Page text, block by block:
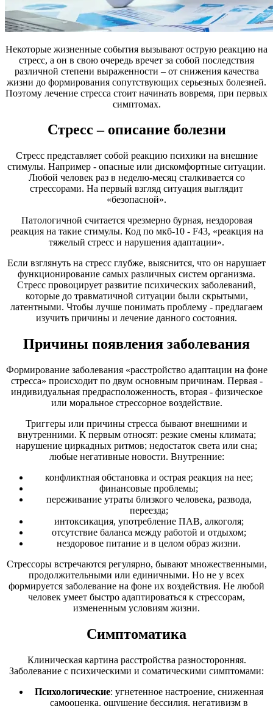
Некоторые жизненные события вызывают острую реакцию на
стресс, а он в свою очередь вречет за собой последствия
различной степени выраженности – от снижения качества
жизни до формирования сопутствующих серьезных болезней.
Поэтому лечение стресса стоит начинать вовремя, при первых
симптомах.
Стресс – описание болезни
Стресс представляет собой реакцию психики на внешние
стимулы. Например - опасные или дискомфортные ситуации.
Любой человек раз в неделю-месяц сталкивается со
стрессорами. На первый взгляд ситуация выглядит
«безопасной».
Патологичной считается чрезмерно бурная, нездоровая
реакция на такие стимулы. Код по мкб-10 - F43, «реакция на
тяжелый стресс и нарушения адаптации».
Если взглянуть на стресс глубже, выяснится, что он нарушает
функционирование самых различных систем организма.
Стресс провоцирует развитие психических заболеваний,
которые до травматичной ситуации были скрытыми,
латентными. Чтобы лучше понимать проблему - предлагаем
изучить причины и лечение данного состояния.
Причины появления заболевания
Формирование заболевания «расстройство адаптации на фоне
стресса» происходит по двум основным причинам. Первая -
индивидуальная предрасположенность, вторая - физическое
или моральное стрессорное воздействие.
Триггеры или причины стресса бывают внешними и
внутренними. К первым относят: резкие смены климата;
нарушение циркадных ритмов; недостаток света или сна;
любые негативные новости. Внутренние:
конфликтная обстановка и острая реакция на нее;
финансовые проблемы;
переживание утраты близкого человека, развода,
переезда;
интоксикация, употребление ПАВ, алкоголя;
отсутствие баланса между работой и отдыхом;
нездоровое питание и в целом образ жизни.
Стрессоры встречаются регулярно, бывают множественными,
продолжительными или единичными. Но не у всех
формируется заболевание на фоне их воздействия. Не любой
человек умеет быстро адаптироваться к стрессорам,
измененным условиям жизни.
Симптоматика
Клиническая картина расстройства разносторонняя.
Заболевание с психическими и соматическими симптомами:
Психологические: угнетенное настроение, сниженная
самооценка, ощущение бессилия, негативизм в